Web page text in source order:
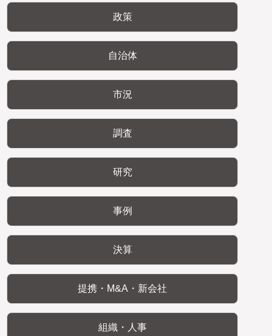
政策
自治体
市況
調査
研究
事例
決算
提携・M&A・新会社
組織・人事